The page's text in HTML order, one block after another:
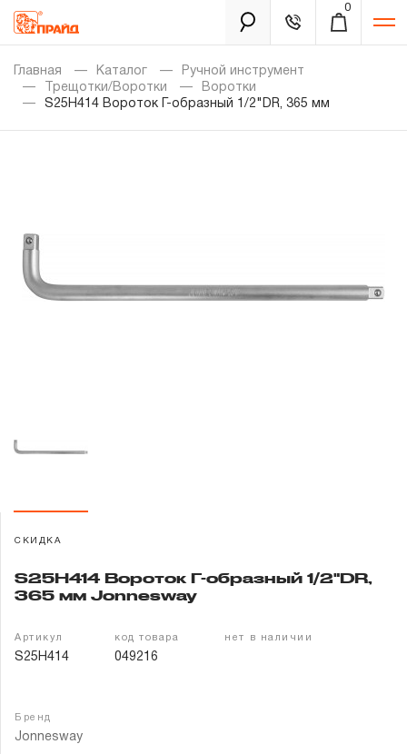
0
Каталог
Золотая лихорадка
О нас
Гарантия и сервис
Контакты
Главная Каталог
Ручной инструмент
Трещотки/Воротки
Воротки
S25H414 Вороток Г-образный 1/2"DR, 365 мм
СКИДКА
S25H414 Вороток Г-образный 1/2"DR,
365 мм Jonnesway
Артикул
S25H414
код товара
049216
нет в наличии
Бренд
Jonnesway